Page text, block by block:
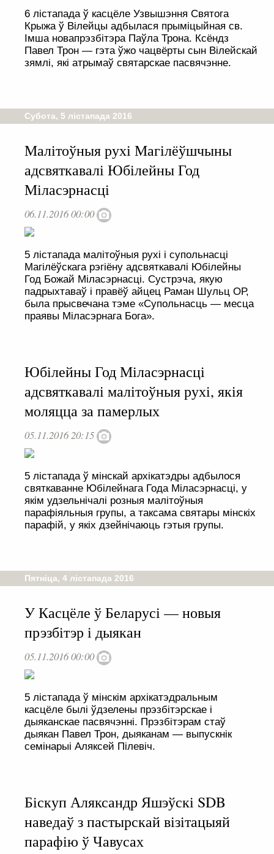
6 лістапада ў касцёле Узвышэння Святога
Крыжа ў Вілейцы адбылася прыміцыйная св.
Імша новапрэзбітэра Паўла Трона. Ксёндз
Павел Трон — гэта ўжо чацвёрты сын Вілейскай
зямлі, які атрымаў святарскае пасвячэнне.
Субота, 5 лістапада 2016
Малітоўныя рухі Магілёўшчыны
адсвяткавалі Юбілейны Год
Міласэрнасці
06.11.2016 00:00
5 лістапада малітоўныя рухі і супольнасці
Магілёўскага рэгіёну адсвяткавалі Юбілейны
Год Божай Міласэрнасці. Сустрэча, якую
падрыхтаваў і правёў айцец Раман Шульц ОР,
была прысвечана тэме «Супольнасць — месца
праявы Міласэрнага Бога».
Юбілейны Год Міласэрнасці
адсвяткавалі малітоўныя рухі, якія
моляцца за памерлых
05.11.2016 20:15
5 лістапада ў мінскай архікатэдры адбылося
святкаванне Юбілейнага Года Міласэрнасці, у
якім удзельнічалі розныя малітоўныя
парафіяльныя групы, а таксама святары мінскіх
парафій, у якіх дзейнічаюць гэтыя групы.
Пятніца, 4 лістапада 2016
У Касцёле ў Беларусі — новыя
прэзбітэр і дыякан
05.11.2016 00:00
5 лістапада ў мінскім архікатэдральным
касцёле былі ўдзелены прэзбітэрскае і
дыяканскае пасвячэнні. Прэзбітэрам стаў
дыякан Павел Трон, дыяканам — выпускнік
семінарыі Аляксей Пілевіч.
Біскуп Аляксандр Яшэўскі SDB
наведаў з пастырскай візітацыяй
парафію ў Чавусах